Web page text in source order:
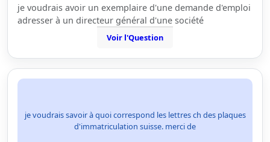
je voudrais avoir un exemplaire d'une demande d'emploi
adresser à un directeur général d'une société
Voir l'Question
je voudrais savoir à quoi correspond les lettres ch des plaques
d'immatriculation suisse. merci de